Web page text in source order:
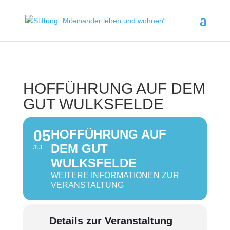
HOFFÜHRUNG AUF DEM
GUT WULKSFELDE
05
JUL
HOFFÜHRUNG AUF
DEM GUT
WULKSFELDE
WEITERE INFORMATIONEN ZUR
VERANSTALTUNG
Details zur Veranstaltung